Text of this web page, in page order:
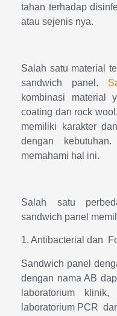
tahan terhadap
atau sejenis nya.
Salah satu material
sandwich panel.
kombinasi
coating dan rock
memiliki karakter
dengan
memahami hal ini.
Salah satu
sandwich panel
1. Antibacterial dan
Sandwich panel
dengan nama AB
laboratorium
laboratorium PCR